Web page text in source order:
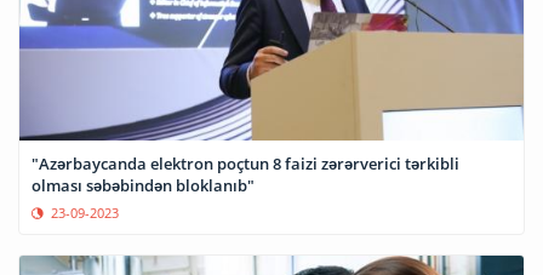
"Azərbaycanda elektron poçtun 8 faizi zərərverici tərkibli
olması səbəbindən bloklanıb"
23-09-2023